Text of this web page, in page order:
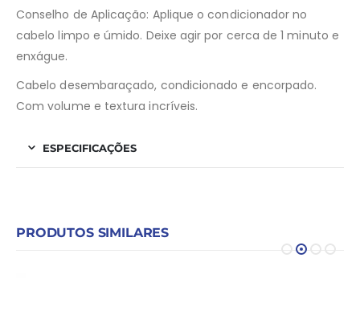
Conselho de Aplicação: Aplique o condicionador no
cabelo limpo e úmido. Deixe agir por cerca de 1 minuto e
enxágue.
Cabelo desembaraçado, condicionado e encorpado.
Com volume e textura incríveis.
ESPECIFICAÇÕES
PRODUTOS SIMILARES